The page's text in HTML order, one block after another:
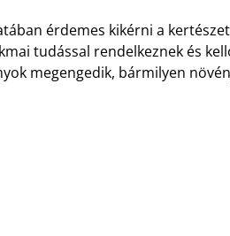
érdemes kikérni a
tudással rendelkeznek és
megengedik, bármilyen